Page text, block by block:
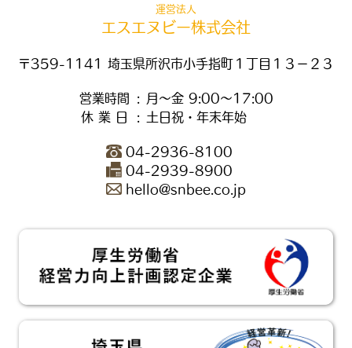
運営法人
エスエヌビー株式会社
〒359-1141 埼玉県所沢市小手指町１丁目１３−２３
営業時間 : 月～金 9:00～17:00
休 業 日 : 土日祝・年末年始
04-2936-8100
04-2939-8900
hello@snbee.co.jp